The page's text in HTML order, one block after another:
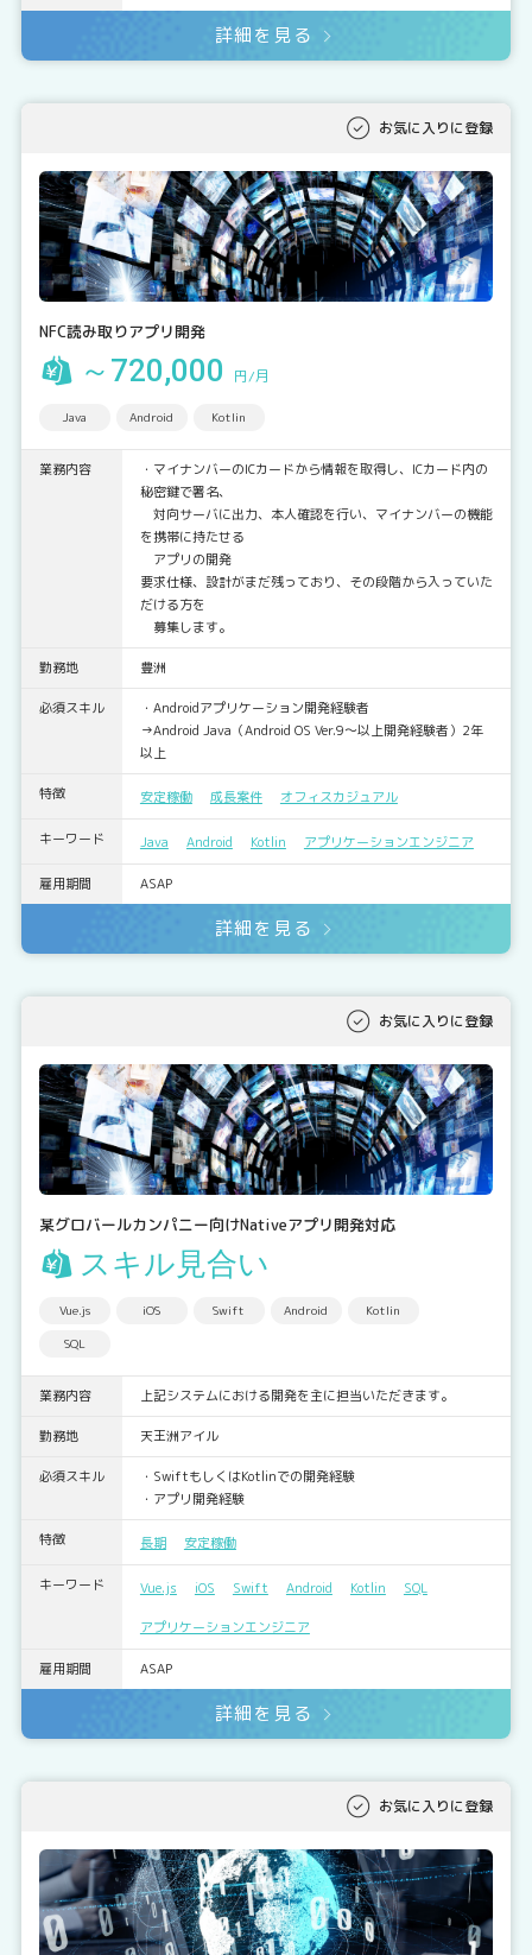
詳細を見る
お気に入りに登録
NFC読み取りアプリ開発
～720,000 円/月
Java Android Kotlin
業務内容
・マイナンバーのICカードから情報を取得し、ICカード内の
秘密鍵で署名、
対向サーバに出力、本人確認を行い、マイナンバーの機能
を携帯に持たせる
アプリの開発
要求仕様、設計がまだ残っており、その段階から入っていた
だける方を
募集します。
勤務地 豊洲
必須スキル
・Androidアプリケーション開発経験者
→Android Java（Android OS Ver.9～以上開発経験者）2年
以上
特徴 安定稼働 成長案件 オフィスカジュアル
キーワード Java Android Kotlin アプリケーションエンジニア
雇用期間 ASAP
詳細を見る
お気に入りに登録
某グロバールカンパニー向けNativeアプリ開発対応
スキル見合い
Vue.js iOS Swift Android
Kotlin
SQL
業務内容 上記システムにおける開発を主に担当いただきます。
勤務地 天王洲アイル
必須スキル
・SwiftもしくはKotlinでの開発経験
・アプリ開発経験
特徴 長期 安定稼働
キーワード Vue.js iOS Swift Android Kotlin SQL
アプリケーションエンジニア
雇用期間 ASAP
詳細を見る
お気に入りに登録